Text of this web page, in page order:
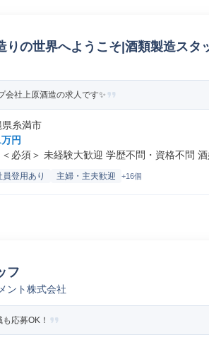
りの世界へようこそ|酒類製造スタ
会社上原酒造の求人です✨
糸満市
円
必須＞ 未経験大歓迎 学歴不問・資格不問 酒
員登用あり 主婦・主夫歓迎 +16個
フ
ント株式会社
応募OK！